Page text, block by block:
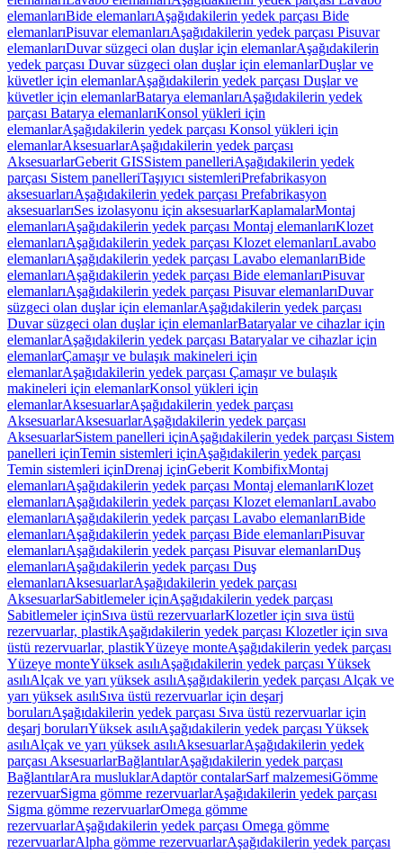
elemanlarıBide elemanlarıAşağıdakilerin yedek parçası Bide
elemanlarıPisuvar elemanlarıAşağıdakilerin yedek parçası Pisuvar
elemanlarıDuvar süzgeci olan duşlar için elemanlarAşağıdakilerin
yedek parçası Duvar süzgeci olan duşlar için elemanlarDuşlar ve
küvetler için elemanlarAşağıdakilerin yedek parçası Duşlar ve
küvetler için elemanlarBatarya elemanlarıAşağıdakilerin yedek
parçası Batarya elemanlarıKonsol yükleri için
elemanlarAşağıdakilerin yedek parçası Konsol yükleri için
elemanlarAksesuarlarAşağıdakilerin yedek parçası
AksesuarlarGeberit GISSistem panelleriAşağıdakilerin yedek
parçası Sistem panelleriTaşıyıcı sistemleriPrefabrikasyon
aksesuarlarıAşağıdakilerin yedek parçası Prefabrikasyon
aksesuarlarıSes izolasyonu için aksesuarlarKaplamalarMontaj
elemanlarıAşağıdakilerin yedek parçası Montaj elemanlarıKlozet
elemanlarıAşağıdakilerin yedek parçası Klozet elemanlarıLavabo
elemanlarıAşağıdakilerin yedek parçası Lavabo elemanlarıBide
elemanlarıAşağıdakilerin yedek parçası Bide elemanlarıPisuvar
elemanlarıAşağıdakilerin yedek parçası Pisuvar elemanlarıDuvar
süzgeci olan duşlar için elemanlarAşağıdakilerin yedek parçası
Duvar süzgeci olan duşlar için elemanlarBataryalar ve cihazlar için
elemanlarAşağıdakilerin yedek parçası Bataryalar ve cihazlar için
elemanlarÇamaşır ve bulaşık makineleri için
elemanlarAşağıdakilerin yedek parçası Çamaşır ve bulaşık
makineleri için elemanlarKonsol yükleri için
elemanlarAksesuarlarAşağıdakilerin yedek parçası
AksesuarlarAksesuarlarAşağıdakilerin yedek parçası
AksesuarlarSistem panelleri içinAşağıdakilerin yedek parçası Sistem
panelleri içinTemin sistemleri içinAşağıdakilerin yedek parçası
Temin sistemleri içinDrenaj içinGeberit KombifixMontaj
elemanlarıAşağıdakilerin yedek parçası Montaj elemanlarıKlozet
elemanlarıAşağıdakilerin yedek parçası Klozet elemanlarıLavabo
elemanlarıAşağıdakilerin yedek parçası Lavabo elemanlarıBide
elemanlarıAşağıdakilerin yedek parçası Bide elemanlarıPisuvar
elemanlarıAşağıdakilerin yedek parçası Pisuvar elemanlarıDuş
elemanlarıAşağıdakilerin yedek parçası Duş
elemanlarıAksesuarlarAşağıdakilerin yedek parçası
AksesuarlarSabitlemeler içinAşağıdakilerin yedek parçası
Sabitlemeler içinSıva üstü rezervuarlarKlozetler için sıva üstü
rezervuarlar, plastikAşağıdakilerin yedek parçası Klozetler için sıva
üstü rezervuarlar, plastikYüzeye monteAşağıdakilerin yedek parçası
Yüzeye monteYüksek asılıAşağıdakilerin yedek parçası Yüksek
asılıAlçak ve yarı yüksek asılıAşağıdakilerin yedek parçası Alçak ve
yarı yüksek asılıSıva üstü rezervuarlar için deşarj
borularıAşağıdakilerin yedek parçası Sıva üstü rezervuarlar için
deşarj borularıYüksek asılıAşağıdakilerin yedek parçası Yüksek
asılıAlçak ve yarı yüksek asılıAksesuarlarAşağıdakilerin yedek
parçası AksesuarlarBağlantılarAşağıdakilerin yedek parçası
BağlantılarAra musluklarAdaptör contalarSarf malzemesiGömme
rezervuarSigma gömme rezervuarlarAşağıdakilerin yedek parçası
Sigma gömme rezervuarlarOmega gömme
rezervuarlarAşağıdakilerin yedek parçası Omega gömme
rezervuarlarAlpha gömme rezervuarlarAşağıdakilerin yedek parçası